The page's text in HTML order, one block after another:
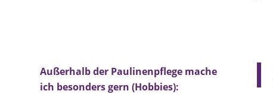
Außerhalb der Paulinenpflege mache
ich besonders gern (Hobbies):